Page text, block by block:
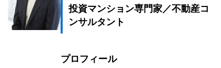
投資マンション専門家／不動産コ
ンサルタント
プロフィール